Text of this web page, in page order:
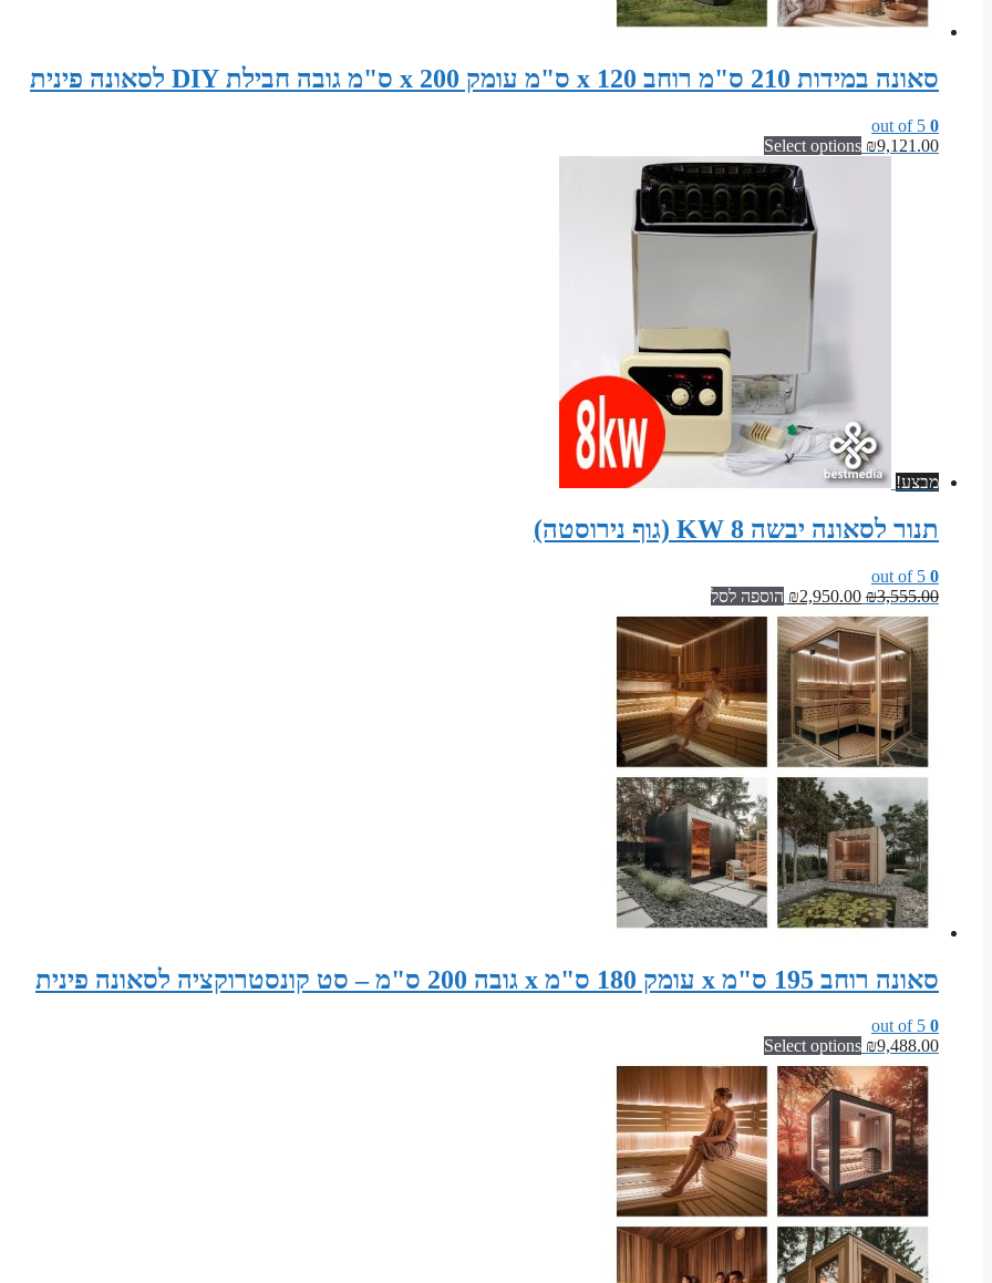
סאונה במידות 210 ס"מ רוחב x 120 ס"מ עומק x 200 ס"מ גובה חבילת DIY לסאונה פינית
0
₪9,121.00
Select options
מבצע!
תנור לסאונה יבשה 8 KW (גוף נירוסטה)
0
₪3,555.00
המחיר
המקורי
היה:
₪3,555.00.
₪2,950.00
המחיר
הנוכחי
הוא:
₪2,950.00.
הוספה לסל
סאונה רוחב 195 ס"מ x עומק 180 ס"מ x גובה 200 ס"מ – סט קונסטרוקציה לסאונה פינית
0
₪9,488.00
Select options